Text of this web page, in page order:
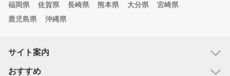
福岡県
佐賀県 長崎県 熊本県 大分県
宮崎県
鹿児島県
沖縄県
サイト案内
おすすめ